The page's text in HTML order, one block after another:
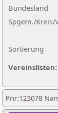
Sortierung
Bundesland
Spgem./Kreis/
Vereinslisten:
Pnr:123078